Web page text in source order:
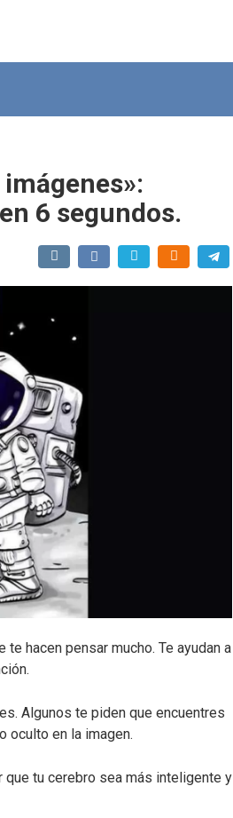
6 segundos.
hacen pensar mucho. Te ayudan a
Algunos te piden que encuentres
oculto en la imagen.
tu cerebro sea más inteligente y